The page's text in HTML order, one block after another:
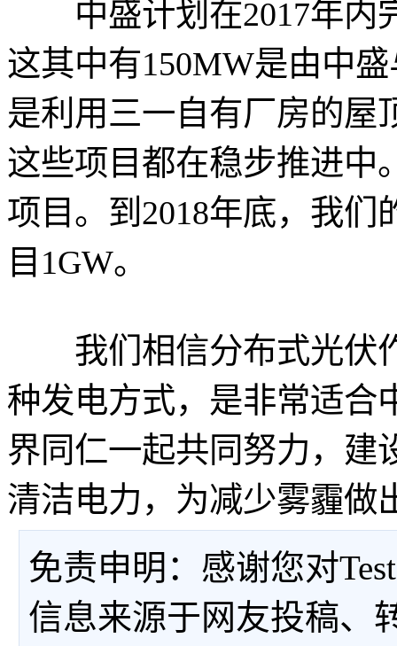
中盛计划在2017年内
这其中有150MW是由中
是利用三一自有厂房的屋
这些项目都在稳步推进中
项目。到2018年底，我
目1GW。
我们相信分布式光伏
种发电方式，是非常适合
界同仁一起共同努力，建
清洁电力，为减少雾霾做
免责申明：感谢您对
信息来源于网友投稿、